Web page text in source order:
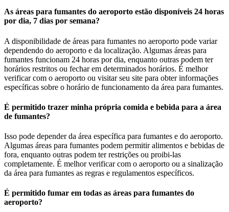
As áreas para fumantes do aeroporto estão disponíveis 24 horas
por dia, 7 dias por semana?
A disponibilidade de áreas para fumantes no aeroporto pode variar
dependendo do aeroporto e da localização. Algumas áreas para
fumantes funcionam 24 horas por dia, enquanto outras podem ter
horários restritos ou fechar em determinados horários. É melhor
verificar com o aeroporto ou visitar seu site para obter informações
específicas sobre o horário de funcionamento da área para fumantes.
É permitido trazer minha própria comida e bebida para a área
de fumantes?
Isso pode depender da área específica para fumantes e do aeroporto.
Algumas áreas para fumantes podem permitir alimentos e bebidas de
fora, enquanto outras podem ter restrições ou proibi-las
completamente. É melhor verificar com o aeroporto ou a sinalização
da área para fumantes as regras e regulamentos específicos.
É permitido fumar em todas as áreas para fumantes do
aeroporto?